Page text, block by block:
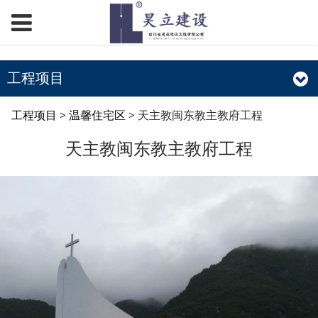
工程项目
天主教闽东教主教府工
工程项目 >温馨住宅区 > 天主教闽东教主教府工程
天主教闽东教主教府工程